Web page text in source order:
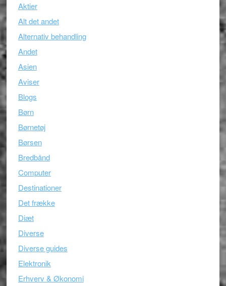
Aktier
Alt det andet
Alternativ behandling
Andet
Asien
Aviser
Blogs
Børn
Børnetøj
Børsen
Bredbånd
Computer
Destinationer
Det frække
Diæt
Diverse
Diverse guides
Elektronik
Erhverv & Økonomi